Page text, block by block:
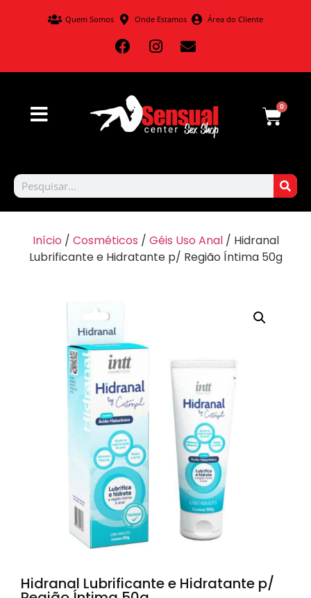
Quem Somos Onde Estamos Área do Cliente
0
Início / Cosméticos / Géis Uso Anal/ Hidranal
Lubrificante e Hidratante p/ Região Íntima 50g
Hidranal Lubrificante e Hidratante p/